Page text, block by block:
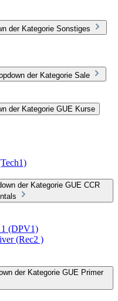
der Kategorie Sonstiges
der Kategorie Sale
der Kategorie GUE Kurse
der Kategorie GUE CCR
(DPV1)
(Rec2 )
der Kategorie GUE Primer